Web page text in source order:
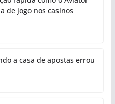
de jogo nos casinos
a casa de apostas errou